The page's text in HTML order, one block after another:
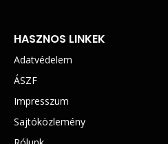
HASZNOS LINKEK
Adatvédelem
ÁSZF
Impresszum
Sajtóközlemény